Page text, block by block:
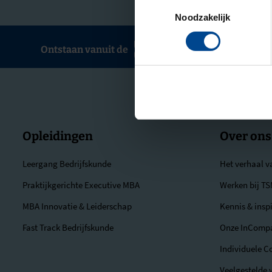
Noodzakelijk
Ontstaan vanuit de
Opleidingen
Leergang Bedrijfskunde
Praktijkgerichte Executive MBA
MBA Innovatie & Leiderschap
Fast Track Bedrijfskunde
Over ons
Het verhaal
Werken bij
Kennis &
Onze
Individuele
Veelgestelde